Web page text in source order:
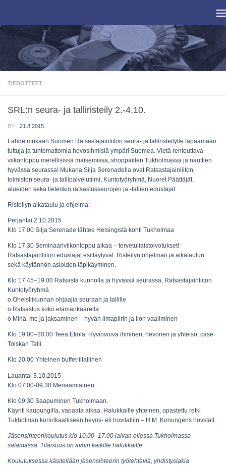
TIEDOTTEET
SRL:n seura- ja talliristeily 2.-4.10.
BY · 21.8.2015
Lähde mukaan Suomen Ratsastajainliiton seura- ja talliristeilylle tapaamaan
tuttuja ja tuntemattomia hevosihmisiä ympäri Suomea. Vietä rentouttava
viikonloppu merellisissä maisemissa, shoppaillen Tukholmassa ja nauttien
hyvässä seurassa! Mukana Silja Serenadella ovat Ratsastajainliiton
toimiston seura- ja tallipalvelutiimi, Kuntotyöryhmä, Nuoret Päättäjät,
alueiden sekä tietenkin ratsastusseurojen ja -tallien edustajat.
Risteilyn aikataulu ja ohjelma:
Perjantai 2.10.2015
Klo 17.00 Silja Serenade lähtee Helsingistä kohti Tukholmaa
Klo 17.30 Seminaariviikonloppu alkaa – tervetuliaistoivotukset!
Ratsastajainliiton edustajat esittäytyvät. Risteilyn ohjelman ja aikataulun
sekä käytännön asioiden läpikäyminen.
Klo 17.45–19.00 Ratsasta kunnolla ja hyvässä seurassa, Ratsastajainliiton
Kuntotyöryhmä
o Oheisliikunnan ohjaajia seuraan ja tallille
o Ratsastus koko elämänkaarella
o Minä, me ja jaksaminen – hyvän ilmapiirin ja ilon vaaliminen
Klo 19.00–20.00 Teea Ekola: Hyvinvoiva ihminen, hevonen ja yhteisö, case
Toiskan Talli
Klo 20.00 Yhteinen buffet-illallinen
Lauantai 3.10.2015
Klo 07.00-09.30 Meriaamiainen
Klo 09.30 Saapuminen Tukholmaan.
Käynti kaupungilla, vapaata aikaa. Halukkaille yhteinen, opastettu retki
Tukholman kuninkaalliseen hevos- eli hovitalliin – H.M. Konungens hovstall.
Jäsensihteerikoulutus klo 10.00–17.00 laivan ollessa Tukholmassa
satamassa. Tilaisuus on avoin kaikille halukkaille.
Koulutuksessa käsitellään jäsensihteerin työtehtäviä, yhdistyslakia